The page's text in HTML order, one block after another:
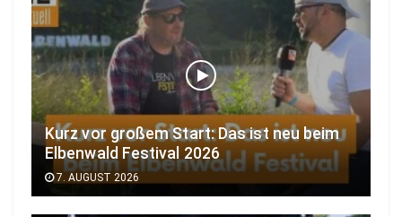
Kurz vor großem Start: Das ist neu beim
Elbenwald Festival 2026
7. AUGUST 2026